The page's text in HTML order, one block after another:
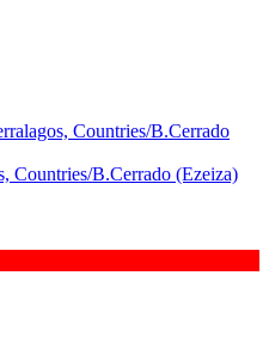
Countries/B.Cerrado (Ezeiza)